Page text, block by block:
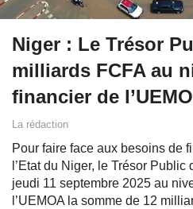
Niger : Le Trésor
milliards FCFA au
financier de
La rédaction
Pour faire face aux besoins de
l’Etat du Niger, le Trésor
jeudi 11 septembre 2025 au
l’UEMOA la somme de 12